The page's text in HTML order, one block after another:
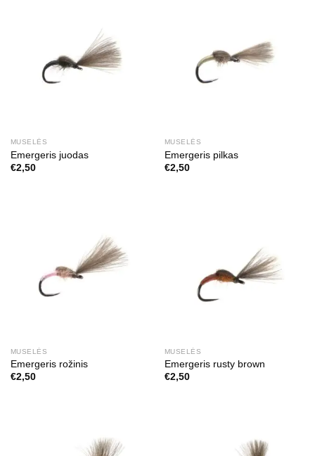
MUSELĖS
Emergeris juodas
€2,50
MUSELĖS
Emergeris pilkas
€2,50
MUSELĖS
Emergeris rožinis
€2,50
MUSELĖS
Emergeris rusty brown
€2,50